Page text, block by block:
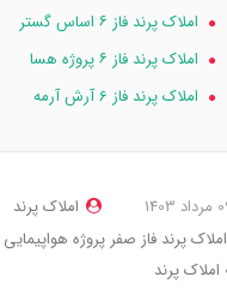
املاک پرند فاز ۶ اساس گستر
املاک پرند فاز ۶ پروژه هسا
املاک پرند فاز 6 آرش آرمه
املاک پرند
املاک پرند فاز صفر پروژه هواپیمایی
املاک پرند